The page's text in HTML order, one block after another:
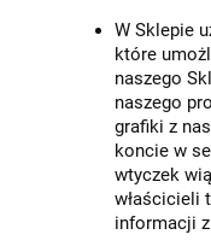
W Sklepie
które
naszego
naszego
grafiki z
koncie w
wtyczek
właścicieli
informacji